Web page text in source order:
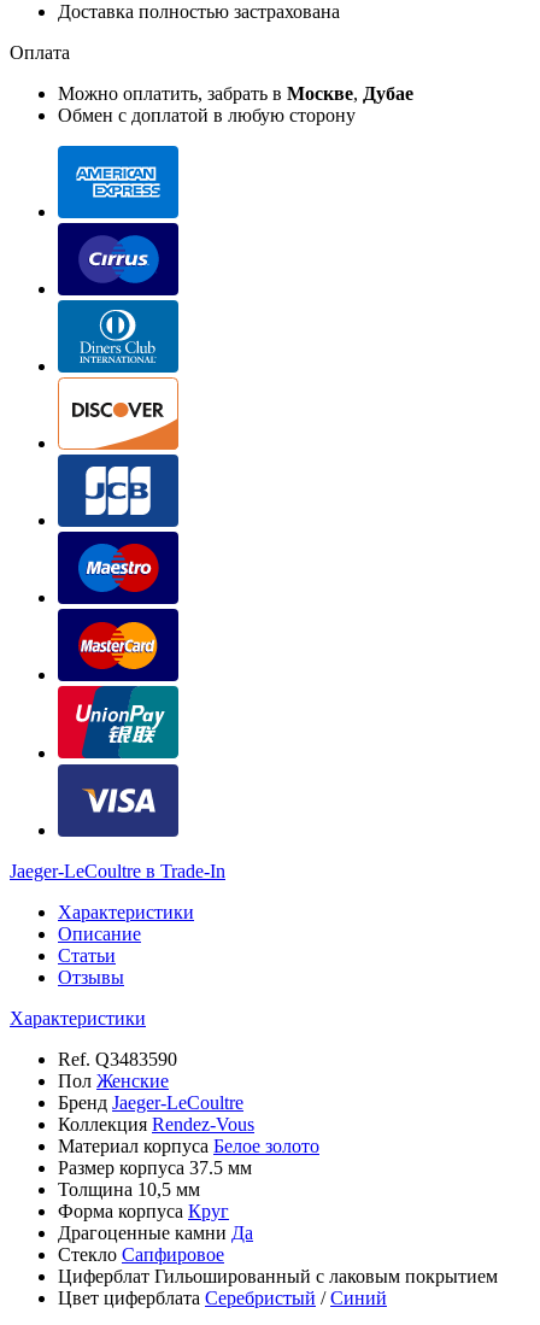
Доставка полностью застрахована
Оплата
Можно оплатить, забрать в Москве, Дубае
Обмен с доплатой в любую сторону
Jaeger-LeCoultre в Trade-In
Характеристики
Описание
Статьи
Отзывы
Характеристики
Ref. Q3483590
Пол Женские
Бренд Jaeger-LeCoultre
Коллекция Rendez-Vous
Материал корпуса Белое золото
Размер корпуса 37.5 мм
Толщина 10,5 мм
Форма корпуса Круг
Драгоценные камни Да
Стекло Сапфировое
Циферблат Гильошированный с лаковым покрытием
Цвет циферблата Серебристый /Синий